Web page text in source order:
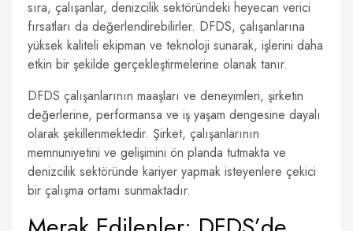
sıra, çalışanlar, denizcilik sektöründeki heyecan verici
fırsatları da değerlendirebilirler. DFDS, çalışanlarına
yüksek kaliteli ekipman ve teknoloji sunarak, işlerini daha
etkin bir şekilde gerçekleştirmelerine olanak tanır.
DFDS çalışanlarının maaşları ve deneyimleri, şirketin
değerlerine, performansa ve iş yaşam dengesine dayalı
olarak şekillenmektedir. Şirket, çalışanlarının
memnuniyetini ve gelişimini ön planda tutmakta ve
denizcilik sektöründe kariyer yapmak isteyenlere çekici
bir çalışma ortamı sunmaktadır.